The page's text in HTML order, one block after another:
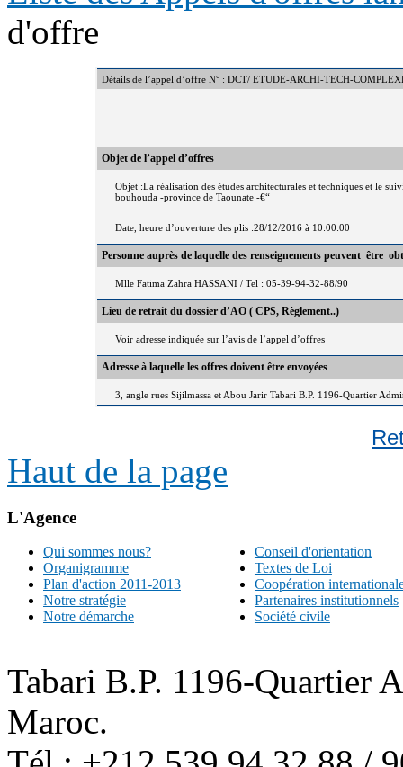
d'offre
Détails de l’appel d’offre N° : DCT/ ETUDE-ARCHI-TECH-
Objet de l’appel d’offres
Objet :La réalisation des études architecturales et techniques et le
bouhouda -province de Taounate -€“
Date, heure d’ouverture des plis :28/12/2016 à 10:00:00
Personne auprès de laquelle des renseignements peuvent être
Mlle Fatima Zahra HASSANI / Tel : 05-39-94-32-88/90
Lieu de retrait du dossier d’AO ( CPS, Règlement..)
Voir adresse indiquée sur l’avis de l’appel d’offres
Adresse à laquelle les offres doivent être envoyées
3, angle rues Sijilmassa et Abou Jarir Tabari B.P. 1196-Quartier
Haut de la page
L'Agence
Qui sommes nous?
Organigramme
Plan d'action 2011-2013
Notre stratégie
Notre démarche
Conseil d'orientation
Textes de Loi
Coopération
Partenaires institutionnels
Société civile
Tabari B.P. 1196-Quartier
Maroc.